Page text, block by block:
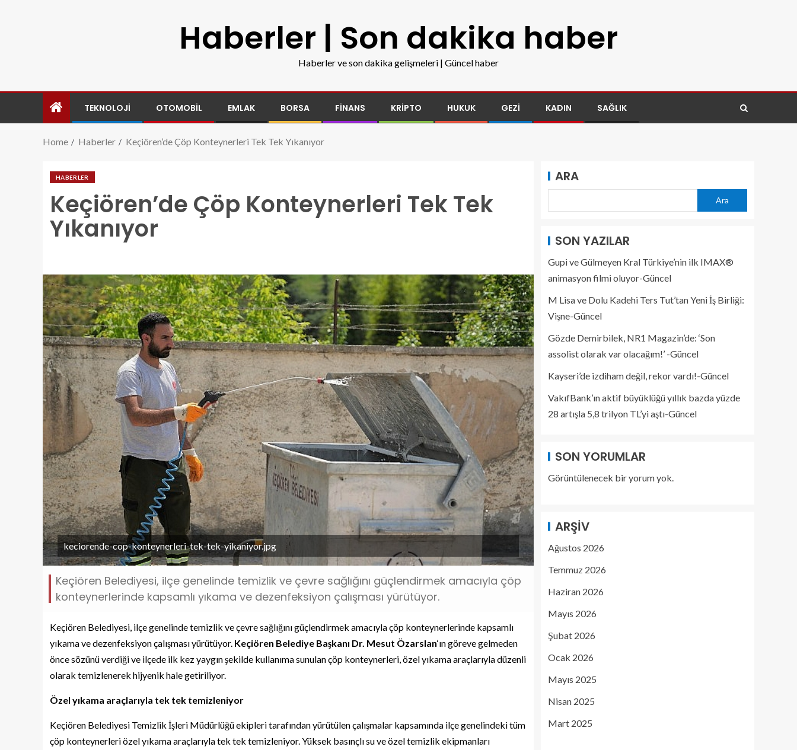
Haberler | Son dakika haber
Haberler ve son dakika gelişmeleri | Güncel haber
TEKNOLOJI OTOMOBIL EMLAK BORSA FINANS KRIPTO HUKUK GEZI KADIN SAĞLIK
Home Haberler Keçiören’de Çöp Konteynerleri Tek Tek Yıkanıyor
HABERLER
Keçiören’de Çöp Konteynerleri Tek Tek
Yıkanıyor
keciorende-cop-konteynerleri-tek-tek-yikaniyor.jpg
Keçiören Belediyesi, ilçe genelinde temizlik ve çevre sağlığını güçlendirmek amacıyla çöp
konteynerlerinde kapsamlı yıkama ve dezenfeksiyon çalışması yürütüyor.
Keçiören Belediyesi, ilçe genelinde temizlik ve çevre sağlığını güçlendirmek amacıyla çöp konteynerlerinde kapsamlı
yıkama ve dezenfeksiyon çalışması yürütüyor. Keçiören Belediye Başkanı Dr. Mesut Özarslan‘ın göreve gelmeden
önce sözünü verdiği ve ilçede ilk kez yaygın şekilde kullanıma sunulan çöp konteynerleri, özel yıkama araçlarıyla düzenli
olarak temizlenerek hijyenik hale getiriliyor.
Özel yıkama araçlarıyla tek tek temizleniyor
Keçiören Belediyesi Temizlik İşleri Müdürlüğü ekipleri tarafından yürütülen çalışmalar kapsamında ilçe genelindeki tüm
çöp konteynerleri özel yıkama araçlarıyla tek tek temizleniyor. Yüksek basınçlı su ve özel temizlik ekipmanları
ARA
Ara
SON YAZILAR
Gupi ve Gülmeyen Kral Türkiye’nin ilk IMAX®
animasyon filmi oluyor-Güncel
M Lisa ve Dolu Kadehi Ters Tut’tan Yeni İş Birliği:
Vişne-Güncel
Gözde Demirbilek, NR1 Magazin’de: ‘Son
assolist olarak var olacağım!’ -Güncel
Kayseri’de izdiham değil, rekor vardı!-Güncel
VakıfBank’ın aktif büyüklüğü yıllık bazda yüzde
28 artışla 5,8 trilyon TL’yi aştı-Güncel
SON YORUMLAR
Görüntülenecek bir yorum yok.
ARŞIV
Ağustos 2026
Temmuz 2026
Haziran 2026
Mayıs 2026
Şubat 2026
Ocak 2026
Mayıs 2025
Nisan 2025
Mart 2025